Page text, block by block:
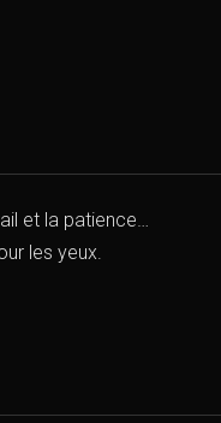
et la patience…
les yeux.